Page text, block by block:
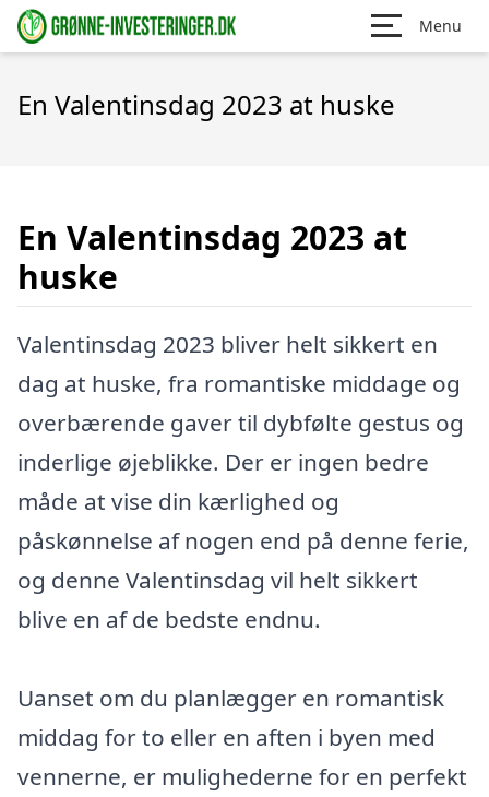
Menu
En Valentinsdag 2023 at huske
En Valentinsdag 2023 at
huske
Valentinsdag 2023 bliver helt sikkert en
dag at huske, fra romantiske middage og
overbærende gaver til dybfølte gestus og
inderlige øjeblikke. Der er ingen bedre
måde at vise din kærlighed og
påskønnelse af nogen end på denne ferie,
og denne Valentinsdag vil helt sikkert
blive en af de bedste endnu.
Uanset om du planlægger en romantisk
middag for to eller en aften i byen med
vennerne, er mulighederne for en perfekt